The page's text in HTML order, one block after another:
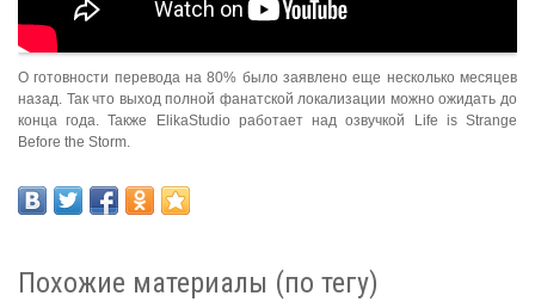
О готовности перевода на 80% было заявлено еще несколько месяцев
назад. Так что выход полной фанатской локализации можно ожидать до
конца года. Также ElikaStudio работает над озвучкой Life is Strange
Before the Storm.
Похожие материалы (по тегу)